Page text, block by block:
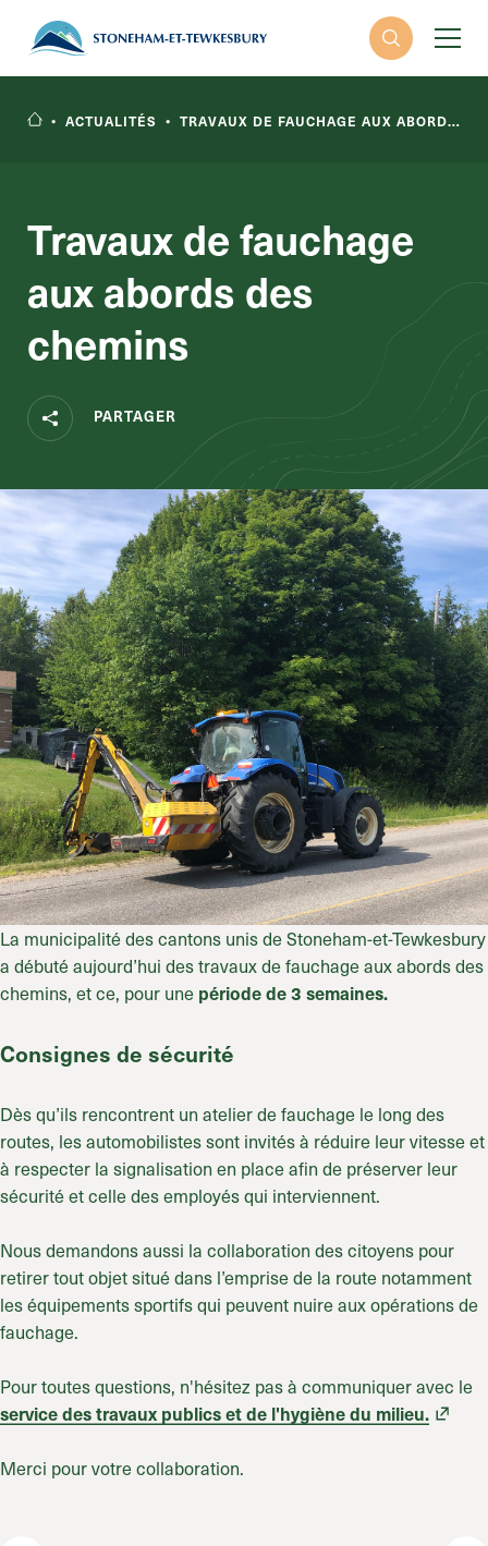
RECHERCHER
• ACTUALITÉS • TRAVAUX DE FAUCHAGE AUX ABORDS DES CHEMINS
Travaux de fauchage
aux abords des
chemins
PARTAGER
La municipalité des cantons unis de Stoneham-et-Tewkesbury
a débuté aujourd’hui des travaux de fauchage aux abords des
chemins, et ce, pour une périodede 3 semaines.
Consignes de sécurité
Dès qu’ils rencontrent un atelier de fauchage le long des
routes, les automobilistes sont invités à réduire leur vitesse et
à respecter la signalisation en place afin de préserver leur
sécurité et celle des employés qui interviennent.
Nous demandons aussi la collaboration des citoyens pour
retirer tout objet situé dans l’emprise de la route notamment
les équipements sportifs qui peuvent nuire aux opérations de
fauchage.
Pour toutes questions, n'hésitez pas à communiquer avec le
service des travaux publics et de l'hygiène du milieu.
Merci pour votre collaboration.